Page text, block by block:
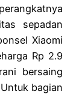
sepadan
Xiaomi
Rp 2.9
bersaing
bagian